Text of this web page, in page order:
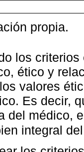
propia.
los
ético y
valores
Es decir,
del médico,
integral